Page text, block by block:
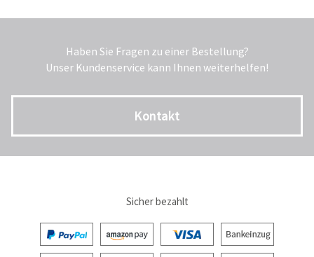
Haben Sie Fragen zu einer Bestellung?
Unser Kundenservice kann Ihnen weiterhelfen!
Kontakt
Sicher bezahlt